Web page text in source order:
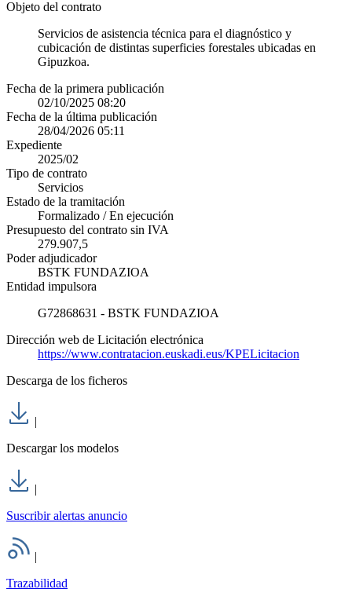
Objeto del contrato
Servicios de asistencia técnica para el diagnóstico y
cubicación de distintas superficies forestales ubicadas en
Gipuzkoa.
Fecha de la primera publicación
02/10/2025 08:20
Fecha de la última publicación
28/04/2026 05:11
Expediente
2025/02
Tipo de contrato
Servicios
Estado de la tramitación
Formalizado / En ejecución
Presupuesto del contrato sin IVA
279.907,5
Poder adjudicador
BSTK FUNDAZIOA
Entidad impulsora
G72868631 - BSTK FUNDAZIOA
Dirección web de Licitación electrónica
https://www.contratacion.euskadi.eus/KPELicitacion
Descarga de los ficheros
|
Descargar los modelos
|
Suscribir alertas anuncio
|
Trazabilidad